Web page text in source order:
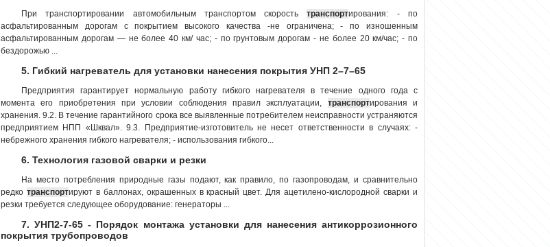
При транспортировании автомобильным транспортом скоростьтранспортирования: - по
асфальтированным дорогам с покрытием высокого качества -не ограничена; - по изношенным
асфальтированным дорогам — не более 40 км/ час; - по грунтовым дорогам - не более 20 км/час; - по
бездорожью ...
5. Гибкий нагреватель для установки нанесения покрытия УНП 2–7–65
Предприятия гарантирует нормальную работу гибкого нагревателя в течение одного года с
момента его приобретения при условии соблюдения правил эксплуатации, транспортирования и
хранения. 9.2. В течение гарантийного срока все выявленные потребителем неисправности устраняются
предприятием НПП «Шквал». 9.3. Предприятие-изготовитель не несет ответственности в случаях: -
небрежного хранения гибкого нагревателя; - использования гибкого...
6. Технология газовой сварки и резки
На место потребления природные газы подают, как правило, по газопроводам, и сравнительно
редко транспортируют в баллонах, окрашенных в красный цвет. Для ацетилено-кислородной сварки и
резки требуется следующее оборудование: генераторы ...
7. УНП2-7-65 - Порядок монтажа установки для нанесения антикоррозионного
покрытия трубопроводов